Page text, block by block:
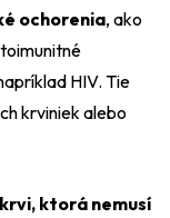
ochorenia, ako
HIV. Tie
krviniek alebo
ktorá nemusí